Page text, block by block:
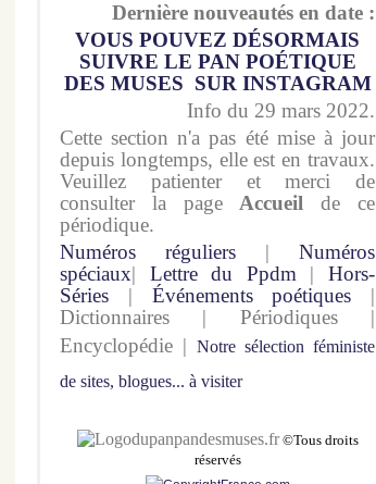
Dernière nouveautés en date :
VOUS POUVEZ DÉSORMAIS
SUIVRE LE PAN POÉTIQUE
DES MUSES SUR INSTAGRAM
Info du 29 mars 2022.
Cette section n'a pas été mise à jour
depuis longtemps, elle est en travaux.
Veuillez patienter et merci de
consulter la page Accueil de ce
périodique.
Numéros réguliers | Numéros
spéciaux| Lettre du Ppdm |Hors-
Séries | Événements poétiques |
Dictionnaires | Périodiques |
Encyclopédie | Notre sélection féministe
de sites, blogues... à visiter
pandesmuses.fr ©Tous droits
réservés